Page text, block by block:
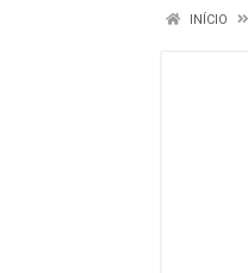
INÍCIO